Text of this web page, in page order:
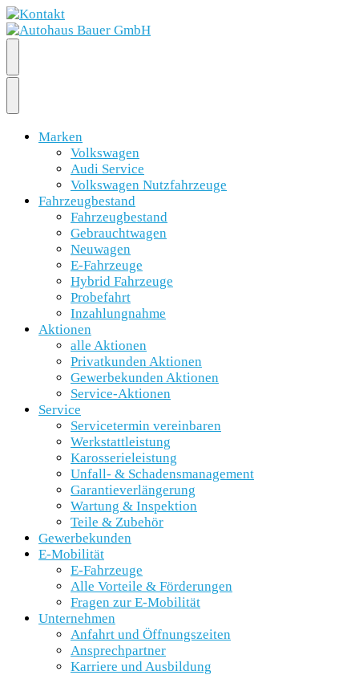
Marken
Volkswagen
Audi Service
Volkswagen Nutzfahrzeuge
Fahrzeugbestand
Fahrzeugbestand
Gebrauchtwagen
Neuwagen
E-Fahrzeuge
Hybrid Fahrzeuge
Probefahrt
Inzahlungnahme
Aktionen
alle Aktionen
Privatkunden Aktionen
Gewerbekunden Aktionen
Service-Aktionen
Service
Servicetermin vereinbaren
Werkstattleistung
Karosserieleistung
Unfall- & Schadensmanagement
Garantieverlängerung
Wartung & Inspektion
Teile & Zubehör
Gewerbekunden
E-Mobilität
E-Fahrzeuge
Alle Vorteile & Förderungen
Fragen zur E-Mobilität
Unternehmen
Anfahrt und Öffnungszeiten
Ansprechpartner
Karriere und Ausbildung